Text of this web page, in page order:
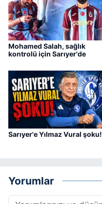
Mohamed Salah, sağlık
kontrolü için Sarıyer'de
Sarıyer'e Yılmaz Vural şoku!
Yorumlar